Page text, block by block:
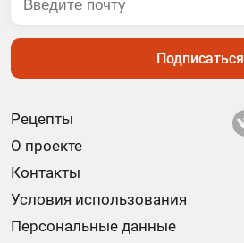
Рецепты
О проекте
Контакты
Условия использования
Персональные данные
Подписаться